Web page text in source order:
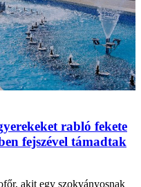
rabló fekete
fejszével támadtak
akit egy szokványosnak